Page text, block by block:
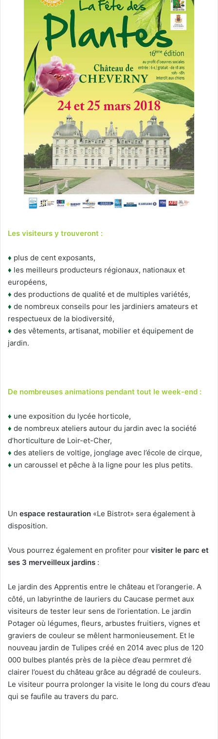
Les visiteurs y trouveront :
♦ plus de cent exposants,
♦ les meilleurs producteurs régionaux, nationaux et
européens,
♦ des productions de qualité et de multiples variétés,
♦ de nombreux conseils pour les jardiniers amateurs et
respectueux de la biodiversité,
♦ des vêtements, artisanat, mobilier et équipement de
jardin.
De nombreuses animations pendant tout le week-end :
♦ une exposition du lycée horticole,
♦ de nombreux ateliers autour du jardin avec la société
d’horticulture de Loir-et-Cher,
♦ des ateliers de voltige, jonglage avec l’école de cirque,
♦ un caroussel et pêche à la ligne pour les plus petits.
Un espace restauration «Le Bistrot» sera également à
disposition.
Vous pourrez également en profiter pour visiter le parc et
ses 3 merveilleux jardins :
Le jardin des Apprentis entre le château et l’orangerie. A
côté, un labyrinthe de lauriers du Caucase permet aux
visiteurs de tester leur sens de l’orientation. Le jardin
Potager où légumes, fleurs, arbustes fruitiers, vignes et
graviers de couleur se mêlent harmonieusement. Et le
nouveau jardin de Tulipes créé en 2014 avec plus de 120
000 bulbes plantés près de la pièce d’eau permret d’é
clairer l’ouest du château grâce au dégradé de couleurs.
Le visiteur pourra prolonger la visite le long du cours d’eau
qui se faufile au travers du parc.